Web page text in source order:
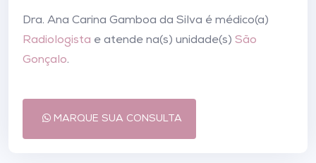
Dra. Ana Carina Gamboa da Silva é médico(a)
Radiologista e atende na(s) unidade(s) São
Gonçalo.
MARQUE SUA CONSULTA